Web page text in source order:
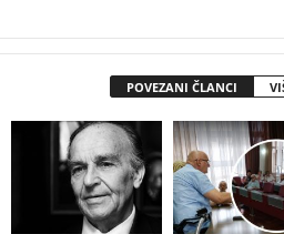
POVEZANI ČLANCI